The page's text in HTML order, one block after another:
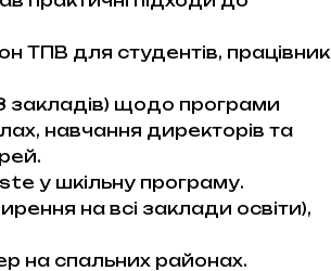
ТПВ для студентів,
закладів) щодо програми
навчання директорів та
у шкільну програму.
на всі заклади освіти),
на спальних районах.